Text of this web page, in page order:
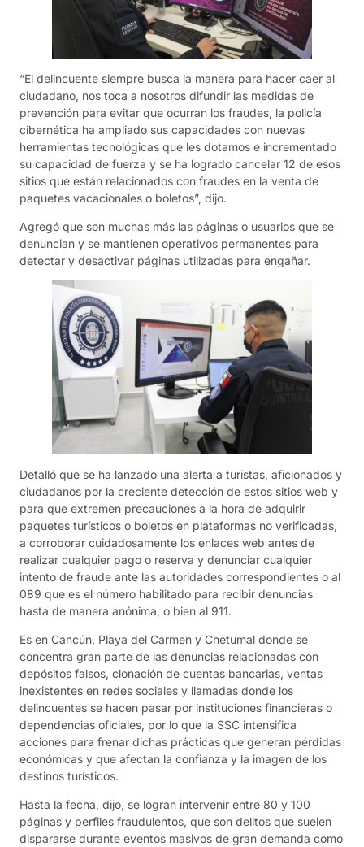
“El delincuente siempre busca la manera para hacer caer al
ciudadano, nos toca a nosotros difundir las medidas de
prevención para evitar que ocurran los fraudes, la policía
cibernética ha ampliado sus capacidades con nuevas
herramientas tecnológicas que les dotamos e incrementado
su capacidad de fuerza y se ha logrado cancelar 12 de esos
sitios que están relacionados con fraudes en la venta de
paquetes vacacionales o boletos”, dijo.
Agregó que son muchas más las páginas o usuarios que se
denuncian y se mantienen operativos permanentes para
detectar y desactivar páginas utilizadas para engañar.
Detalló que se ha lanzado una alerta a turistas, aficionados y
ciudadanos por la creciente detección de estos sitios web y
para que extremen precauciones a la hora de adquirir
paquetes turísticos o boletos en plataformas no verificadas,
a corroborar cuidadosamente los enlaces web antes de
realizar cualquier pago o reserva y denunciar cualquier
intento de fraude ante las autoridades correspondientes o al
089 que es el número habilitado para recibir denuncias
hasta de manera anónima, o bien al 911.
Es en Cancún, Playa del Carmen y Chetumal donde se
concentra gran parte de las denuncias relacionadas con
depósitos falsos, clonación de cuentas bancarias, ventas
inexistentes en redes sociales y llamadas donde los
delincuentes se hacen pasar por instituciones financieras o
dependencias oficiales, por lo que la SSC intensifica
acciones para frenar dichas prácticas que generan pérdidas
económicas y que afectan la confianza y la imagen de los
destinos turísticos.
Hasta la fecha, dijo, se logran intervenir entre 80 y 100
páginas y perfiles fraudulentos, que son delitos que suelen
dispararse durante eventos masivos de gran demanda como